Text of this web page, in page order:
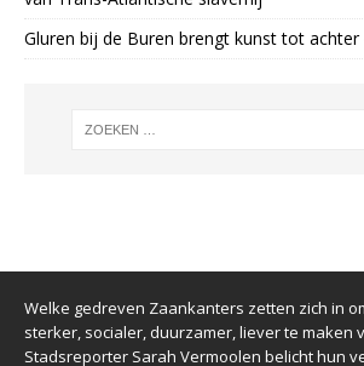
Gluren bij de Buren brengt kunst tot
Welke gedreven Zaankanters zetten zich in
sterker, socialer, duurzamer, liever te maken
Stadsreporter Sarah Vermoolen belicht hun